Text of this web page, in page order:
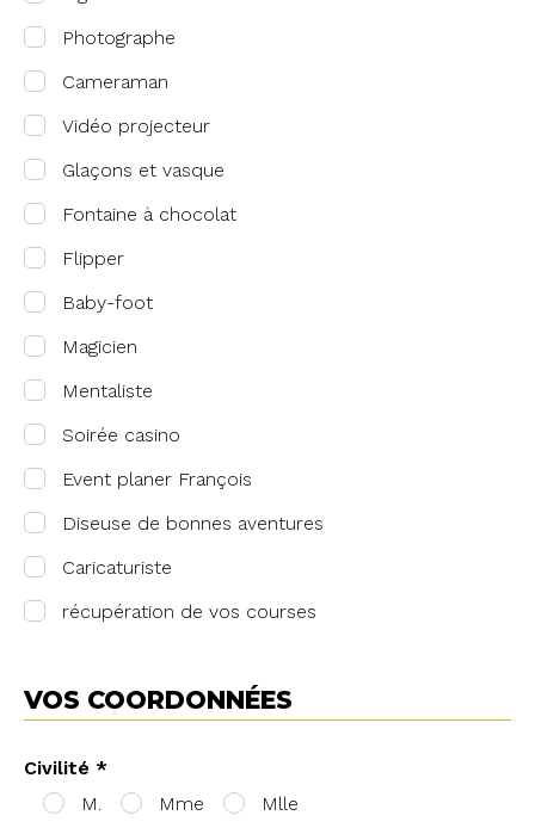
Photographe
Cameraman
Vidéo projecteur
Glaçons et vasque
Fontaine à chocolat
Flipper
Baby-foot
Magicien
Mentaliste
Soirée casino
Event planer François
Diseuse de bonnes aventures
Caricaturiste
récupération de vos courses
VOS COORDONNÉES
Civilité *
M.
Mme Mlle